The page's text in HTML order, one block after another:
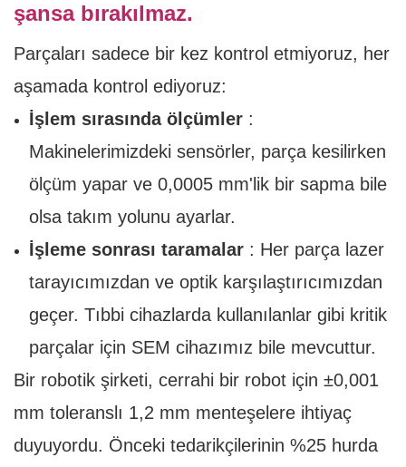
şansa bırakılmaz.
Parçaları sadece bir kez kontrol etmiyoruz, her
aşamada kontrol ediyoruz:
İşlem sırasında ölçümler:
Makinelerimizdeki sensörler, parça kesilirken
ölçüm yapar ve 0,0005 mm'lik bir sapma bile
olsa takım yolunu ayarlar.
İşleme sonrası taramalar: Her parça lazer
tarayıcımızdan ve optik karşılaştırıcımızdan
geçer. Tıbbi cihazlarda kullanılanlar gibi kritik
parçalar için SEM cihazımız bile mevcuttur.
Bir robotik şirketi, cerrahi bir robot için ±0,001
mm toleranslı 1,2 mm menteşelere ihtiyaç
duyuyordu. Önceki tedarikçilerinin %25 hurda